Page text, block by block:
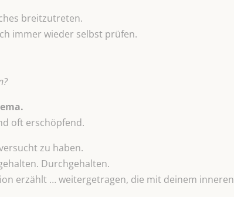
breitzutreten.
immer wieder selbst prüfen.
oft erschöpfend.
zu haben.
Durchgehalten.
erzählt … weitergetragen, die mit deinem